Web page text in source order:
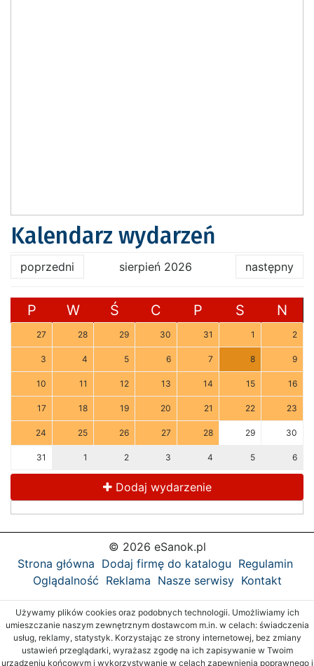
Kalendarz wydarzeń
poprzedni sierpień 2026 następny
P W Ś C P S N
27 28 29 30 31 1 2
3 4 5 6 7 8 9
10 11 12 13 14 15 16
17 18 19 20 21 22 23
24 25 26 27 28 29 30
31 1 2 3 4 5 6
Dodaj wydarzenie
© 2026 eSanok.pl
Strona główna Dodaj firmę do katalogu Regulamin
Oglądalność Reklama Nasze serwisy Kontakt
Używamy plików cookies oraz podobnych technologii. Umożliwiamy ich
umieszczanie naszym zewnętrznym dostawcom m.in. w celach: świadczenia
usług, reklamy, statystyk. Korzystając ze strony internetowej, bez zmiany
ustawień przeglądarki, wyrażasz zgodę na ich zapisywanie w Twoim
urządzeniu końcowym i wykorzystywanie w celach zapewnienia poprawnego i